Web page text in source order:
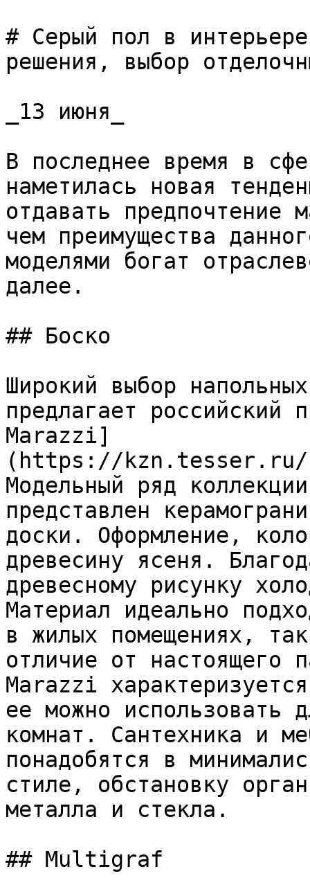
# Серый пол в
решения, выбор
_13 июня_
В последнее время в
наметилась новая
отдавать предпочтение
чем преимущества
моделями богат
далее.
## Боско
Широкий выбор
предлагает российский
Marazzi]
(https://kzn.tesser.ru/
Модельный ряд
представлен
доски. Оформление,
древесину ясеня.
древесному рисунку
Материал идеально
в жилых помещениях,
отличие от настоящего
Marazzi
ее можно использовать
комнат. Сантехника и
понадобятся в
стиле, обстановку
металла и стекла.
## Multigraf